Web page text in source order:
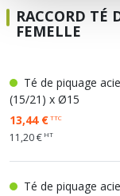
RACCORD TÉ
FEMELLE
Té de piquage
(15/21) x Ø15
13,44 €TTC
11,20 € HT
Té de piquage